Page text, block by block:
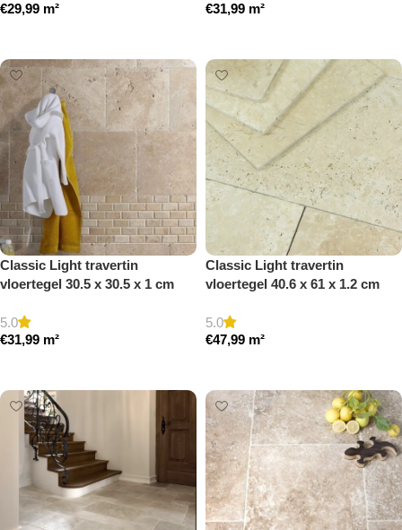
€29,99 m²
€31,99 m²
Classic Light travertin
vloertegel 30.5 x 30.5 x 1 cm
5.0
€31,99 m²
Classic Light travertin
vloertegel 40.6 x 61 x 1.2 cm
5.0
€47,99 m²